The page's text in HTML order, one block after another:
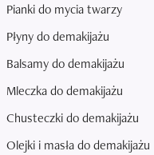
Pianki do mycia twarzy
Płyny do demakijażu
Balsamy do demakijażu
Mleczka do demakijażu
Chusteczki do demakijażu
Olejki i masła do demakijażu